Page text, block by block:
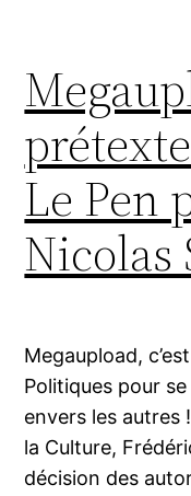
Le Pen
Nicolas
Megaupload,
Politiques pour
envers les autres
la Culture,
décision des